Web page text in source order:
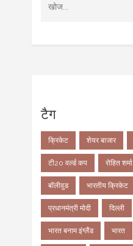
टैग
क्रिकेट शेयर बाजार
टी20 वर्ल्ड कप रोहित शर्मा
बॉलीवुड भारतीय क्रिकेट
प्रधानमंत्री मोदी दिल्ली
भारत बनाम इंग्लैंड भारत